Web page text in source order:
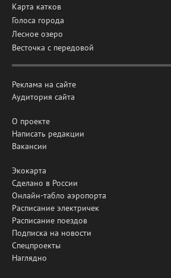
Карта катков
Голоса города
Лесное озеро
Весточка с передовой
Реклама на сайте
Аудитория сайта
О проекте
Написать редакции
Вакансии
Экокарта
Сделано в России
Онлайн-табло аэропорта
Расписание электричек
Расписание поездов
Подписка на новости
Спецпроекты
Наглядно